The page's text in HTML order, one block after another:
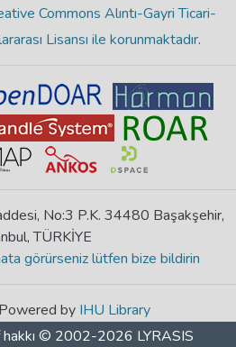
Commons Alıntı-Gayri Ticari-
Lisansı ile korunmaktadır.
No:3 P.K. 34480 Başakşehir,
TÜRKİYE
görürseniz lütfen bize bildirin
by IHU Library
© 2002-2026 LYRASIS